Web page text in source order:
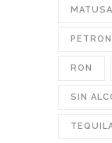
PETRONI
RON
SIN